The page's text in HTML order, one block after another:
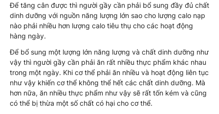
Để tăng cân được thì người gầy cần phải bổ sung đầy đủ chất
dinh dưỡng với nguồn năng lượng lớn sao cho lượng calo nạp
nào phải nhiều hơn lượng calo tiêu thụ cho các hoạt động
hàng ngày.
Để bổ sung một lượng lớn năng lượng và chất dinh dưỡng như
vậy thì người gầy cần phải ăn rất nhiều thực phẩm khác nhau
trong một ngày. Khi cơ thể phải ăn nhiều và hoạt động liên tục
như vậy khiến cơ thể không thể hết các chất dinh dưỡng. Mà
hơn nữa, ăn nhiều thực phẩm như vậy sẽ rất tốn kém và cũng
có thể bị thừa một số chất có hại cho cơ thể.